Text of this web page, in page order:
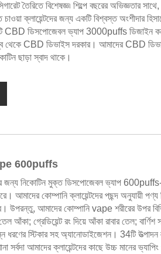
তৈরিতে বিশেষজ্ঞ৷ শিল্পে বছরের অভিজ্ঞতার
ক্লায়েন্টদের জন্য একটি বিশ্বস্ত অংশীদার
CBD ডিসপোজেবল ভ্যাপ 3000puffs ডিজাইন
বিশ্ব থেকে CBD ডিভাইস দরকার। আমাদের CBD
ছাড়া স্বাদ থাকে।
Vape 600puffs
জন্য নিকোটিন মুক্ত ডিসপোজেবল ভ্যাপ
আমাদের কোম্পানি ক্লায়েন্টদের পছন্দ অনুযায়ী
উপরন্তু, আমাদের কোম্পানি vape শরীরের উপর
আঁকা; গ্রেডিয়েন্ট রং দিয়ে আঁকা রাবার তেল; বার্ণিশ
ধরণের স্টিকার সহ অ্যানোডাইজেশন। 34টি উত্পাদন
সর্বদা আমাদের ক্লায়েন্টদের কাছে উচ্চ মানের